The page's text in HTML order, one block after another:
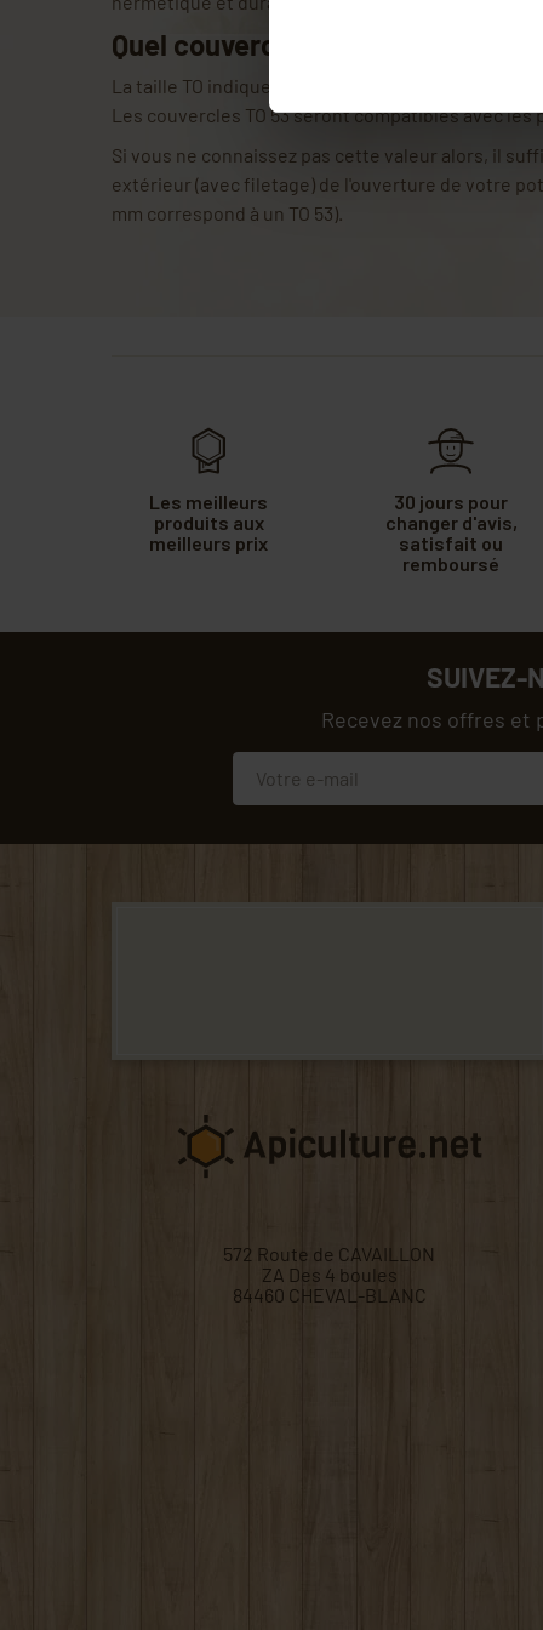
Quel couvercle pour quel pot en
La taille TO indique la correspondance entre les
Les couvercles TO 53 seront compatibles avec les
Si vous ne connaissez pas cette valeur alors, il
extérieur (avec filetage) de l'ouverture de votre
mm correspond à un TO 53).
Les meilleurs
produits aux
meilleurs prix
30 jours pour
changer d'avis,
satisfait ou
remboursé
SUIVEZ-
Recevez nos offres et
572 Route de CAVAILLON
ZA Des 4 boules
84460 CHEVAL-BLANC